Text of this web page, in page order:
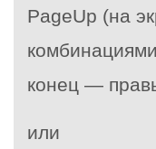
PageUp (на
конец —
или